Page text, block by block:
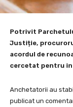
Potrivit
Justiție,
acordul de
cercetat pentru
Anchetatorii au
publicat un